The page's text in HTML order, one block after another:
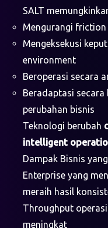
SALT
Mengurangi
Mengeksekusi
environment
Beroperasi secara
Beradaptasi
perubahan bisnis
Teknologi berubah
intelligent
Dampak Bisnis
Enterprise yang
meraih hasil
Throughput
meningkat